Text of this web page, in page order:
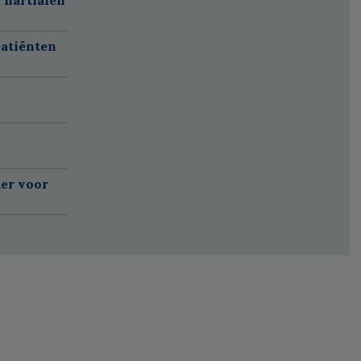
voor